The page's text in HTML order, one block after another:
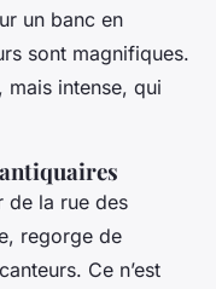
un banc en
sont magnifiques.
mais intense, qui
de la rue des
regorge de
Ce n’est